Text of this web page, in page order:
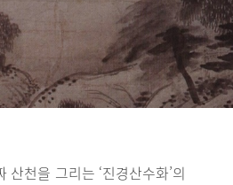
천을 그리는 ‘진경산수화’의